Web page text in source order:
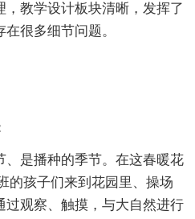
教学设计板块清晰，发挥了
很多细节问题。
、是播种的季节。在这春暖花
的孩子们来到花园里、操场
观察、触摸，与大自然进行